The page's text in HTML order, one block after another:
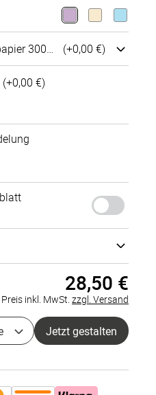
Quadra­
tische
Klappkarte
145x145
Glattes Fein­papier 300g/m² (+0,00 €)
Hoch­glanz
300g/m²
Sirio Pearl
(+0,00 €)
à 0,00 €
à 2,85 €
28,50 €
Preis inkl. MwSt. zzgl. Versand
Jetzt gestalten